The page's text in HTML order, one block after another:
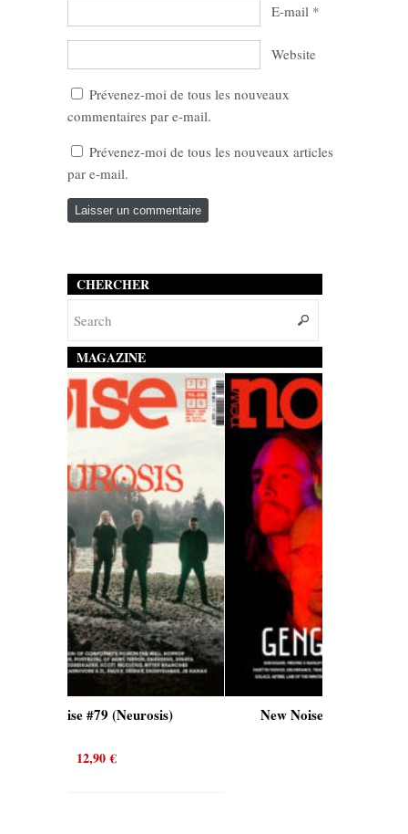
E-mail *
Website
Prévenez-moi de tous les nouveaux
commentaires par e-mail.
Prévenez-moi de tous les nouveaux articles
par e-mail.
CHERCHER
MAGAZINE
(Neurosis) New Noise #80 (Genghis Tron)